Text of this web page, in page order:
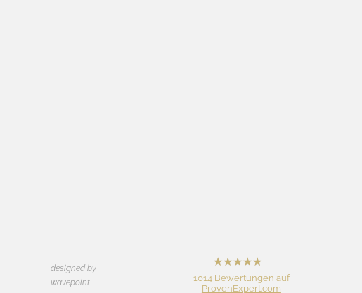
designed by
wavepoint
hat4,92
von5
1014Bewertungen auf
ProvenExpert.com